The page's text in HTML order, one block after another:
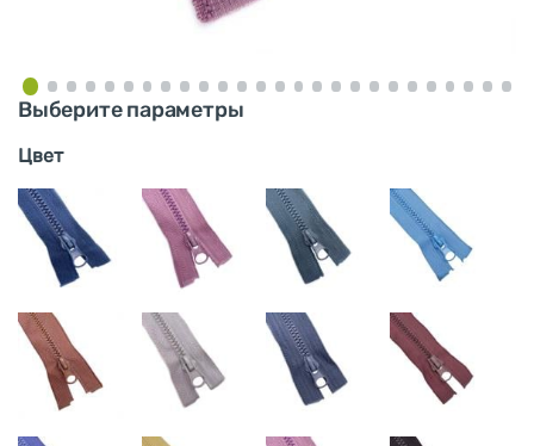
Выберите параметры
Цвет